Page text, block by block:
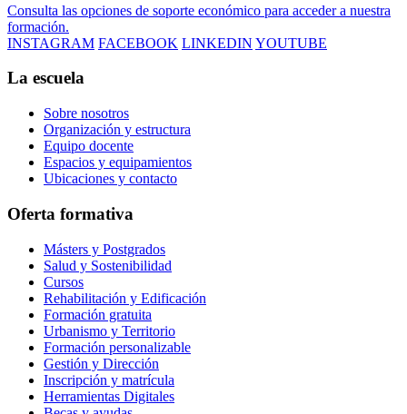
Consulta las opciones de soporte económico para acceder a nuestra
formación.
INSTAGRAM FACEBOOK LINKEDIN YOUTUBE
La escuela
Sobre nosotros
Organización y estructura
Equipo docente
Espacios y equipamientos
Ubicaciones y contacto
Oferta formativa
Másters y Postgrados
Salud y Sostenibilidad
Cursos
Rehabilitación y Edificación
Formación gratuita
Urbanismo y Territorio
Formación personalizable
Gestión y Dirección
Inscripción y matrícula
Herramientas Digitales